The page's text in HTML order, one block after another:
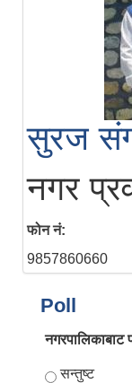
सुरज
नगर
फोन नं:
9857860660
Poll
नगरपालिकाबाट
Choices
सन्तुष्ट